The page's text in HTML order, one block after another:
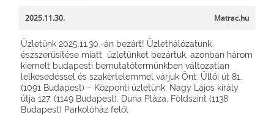
2025.11.30. Matrac.hu
Üzletünk 2025.11.30.-án bezárt! Üzlethálózatunk
észszerűsítése miatt üzletünket bezártuk, azonban három
kiemelt budapesti bemutatótermünkben változatlan
lelkesedéssel és szakértelemmel várjuk Önt: Üllői út 81.
(1091 Budapest) – Központi üzletünk, Nagy Lajos király
útja 127. (1149 Budapest), Duna Pláza, Földszint (1138
Budapest) Parkolóház felől